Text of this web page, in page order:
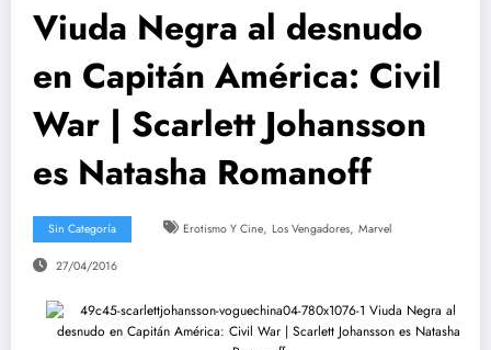
Viuda Negra al desnudo
en Capitán América: Civil
War | Scarlett Johansson
es Natasha Romanoff
Sin Categoría Erotismo Y Cine, Los Vengadores, Marvel
27/04/2016